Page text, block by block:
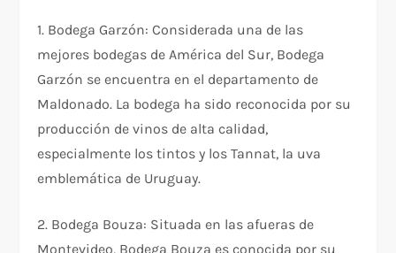
1. Bodega Garzón: Considerada una de las
mejores bodegas de América del Sur, Bodega
Garzón se encuentra en el departamento de
Maldonado. La bodega ha sido reconocida por su
producción de vinos de alta calidad,
especialmente los tintos y los Tannat, la uva
emblemática de Uruguay.
2. Bodega Bouza: Situada en las afueras de
Montevideo, Bodega Bouza es conocida por su